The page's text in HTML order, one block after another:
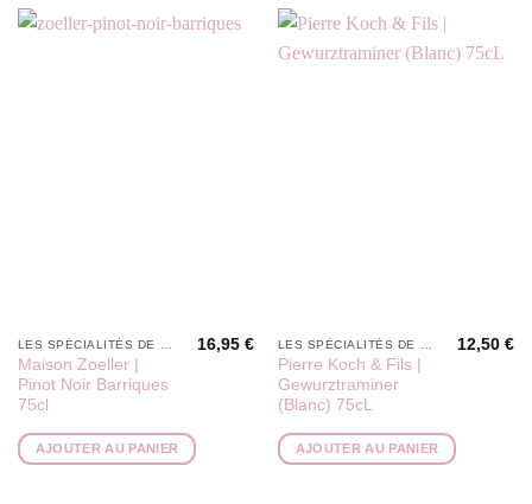
Maison Zoeller |
Pinot Noir Barriques
75cl
16,95€
AJOUTER AU PANIER
Pierre Koch & Fils |
Gewurztraminer
(Blanc) 75cL
12,50€
AJOUTER AU PANIER